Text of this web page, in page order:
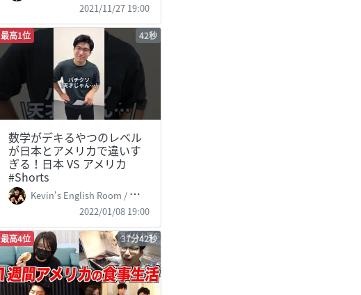
2021/11/27 19:00
最高1位 42秒
数学がデキるやつのレベル
が日本とアメリカで違いす
ぎる！日本 VS アメリカ
#Shorts
Kevin's English Room / 掛山ケビ志郎
2022/01/08 19:00
最高4位 37分42秒